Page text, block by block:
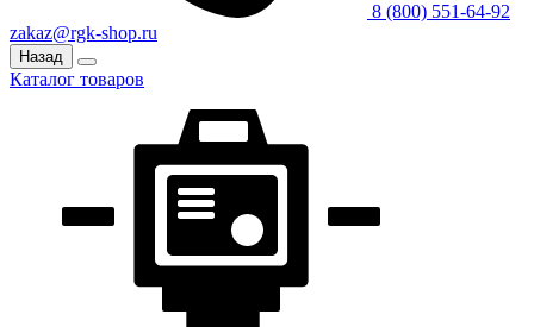
8 (800) 551-64-92
zakaz@rgk-shop.ru
Назад
Каталог товаров